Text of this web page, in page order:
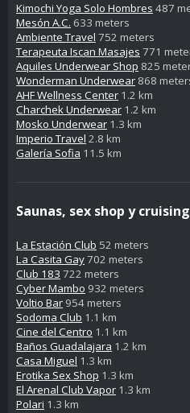
Kimochi Yoga Solo Hombres 487
Mesón A.C. 633 meters
Ambiente Travel 752 meters
Terapeuta Iscan Masajes 771
Aquiles Underwear Shop 825
Wonderman Underwear 868
AHF Wellness Center 1.2 km
Charchek Underwear 1.2 km
Mosko Underwear 1.3 km
Imperio Travel 2.8 km
Galería Sofia 11.5 km
Saunas, sex shop y
La Estación Club 52 meters
La Casita Gay702 meters
Club 183 722 meters
Cyber Mambo 932 meters
Voltio Bar 954 meters
Sodoma Club 1.1 km
Cine del Centro 1.1 km
Baños Guadalajara 1.2 km
Casa Miguel 1.3 km
Erotika Sex Shop 1.3 km
El Arenal Club Vapor 1.3 km
Polari 1.3 km